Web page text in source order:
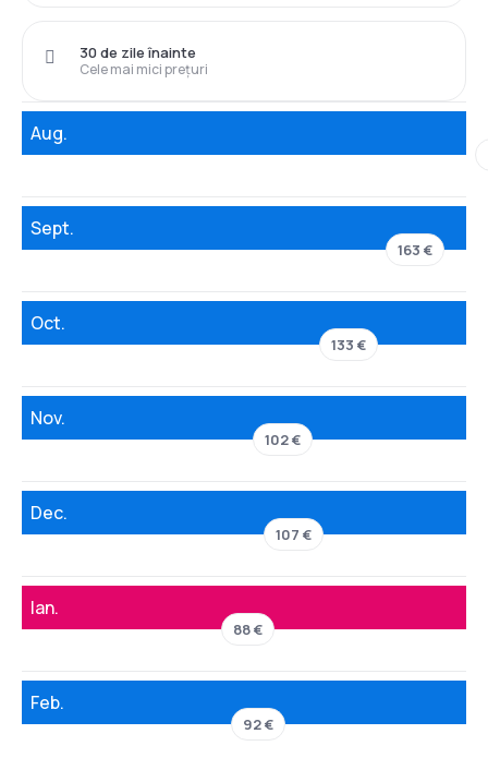
Cele mai mici prețuri
30 de zile înainte
Aug.
Sept.
163 €
Oct.
133 €
Nov.
102 €
Dec.
107 €
Ian.
88 €
Feb.
92 €